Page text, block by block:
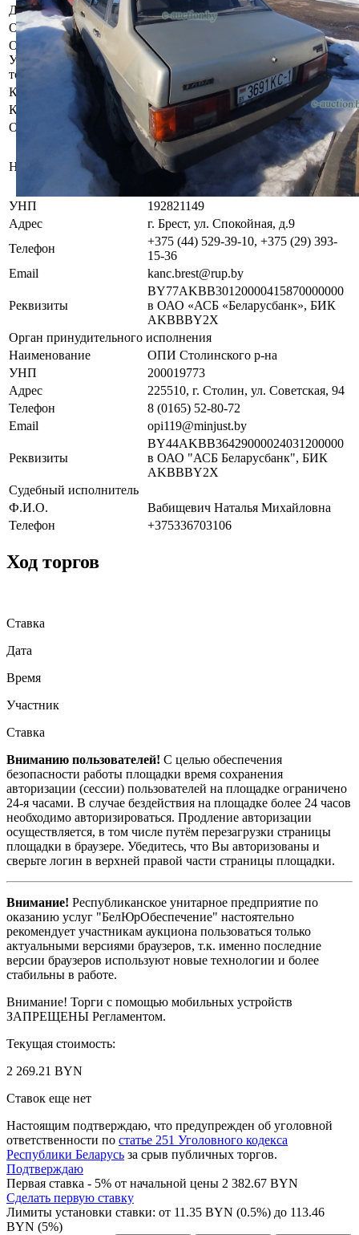
Должник
Немшон Сергей Николаевич
Обременения
Арест судебного исполнителя.
Осмотр объекта
Участник электронных торгов обязан до начала электронных
торгов осмотреть предмет торгов ( п.2.4.3 Регламента)
Контактное лицо
Специалист по продаже
Контакты
+375445293910
Организатор/оператор торгов
Наименование
Брестский филиал
республиканского унитарного
предприятия по оказанию услуг
«БелЮрОбеспечение»
УНП
192821149
Адрес
г. Брест, ул. Спокойная, д.9
Телефон
+375 (44) 529-39-10, +375 (29) 393-
15-36
Email
kanc.brest@rup.by
Реквизиты
BY77AKBB30120000415870000000
в ОАО «АСБ «Беларусбанк», БИК
AKBBBY2X
Орган принудительного исполнения
Наименование
ОПИ Столинского р-на
УНП
200019773
Адрес
225510, г. Столин, ул. Советская, 94
Телефон
8 (0165) 52-80-72
Email
opi119@minjust.by
Реквизиты
BY44AKBB36429000024031200000
в ОАО "АСБ Беларусбанк", БИК
AKBBBY2X
Судебный исполнитель
Ф.И.О.
Вабищевич Наталья Михайловна
Телефон
+375336703106
Ход торгов
Ставка
Дата
Время
Участник
Ставка
Вниманию пользователей! С целью обеспечения
безопасности работы площадки время сохранения
авторизации (сессии) пользователей на площадке ограничено
24-я часами. В случае бездействия на площадке более 24 часов
необходимо авторизироваться. Продление авторизации
осуществляется, в том числе путём перезагрузки страницы
площадки в браузере. Убедитесь, что Вы авторизованы и
сверьте логин в верхней правой части страницы площадки.
Внимание! Республиканское унитарное предприятие по
оказанию услуг "БелЮрОбеспечение" настоятельно
рекомендует участникам аукциона пользоваться только
актуальными версиями браузеров, т.к. именно последние
версии браузеров используют новые технологии и более
стабильны в работе.
Внимание! Торги с помощью мобильных устройств
ЗАПРЕЩЕНЫ Регламентом.
Текущая стоимость:
2 269.21 BYN
Ставок еще нет
Настоящим подтверждаю, что предупрежден об уголовной
ответственности по статье 251 Уголовного кодекса
Республики Беларусь за срыв публичных торгов.
Подтверждаю
Первая ставка - 5% от начальной цены 2 382.67 BYN
Сделать первую ставку
Лимиты установки ставки: от 11.35 BYN (0.5%) до 113.46
BYN (5%)